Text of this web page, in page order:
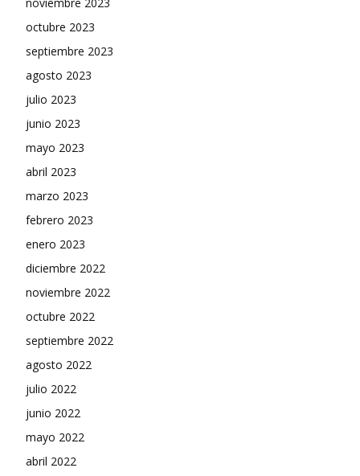
octubre 2023
septiembre 2023
agosto 2023
julio 2023
junio 2023
mayo 2023
abril 2023
marzo 2023
febrero 2023
enero 2023
diciembre 2022
noviembre 2022
octubre 2022
septiembre 2022
agosto 2022
julio 2022
junio 2022
mayo 2022
abril 2022